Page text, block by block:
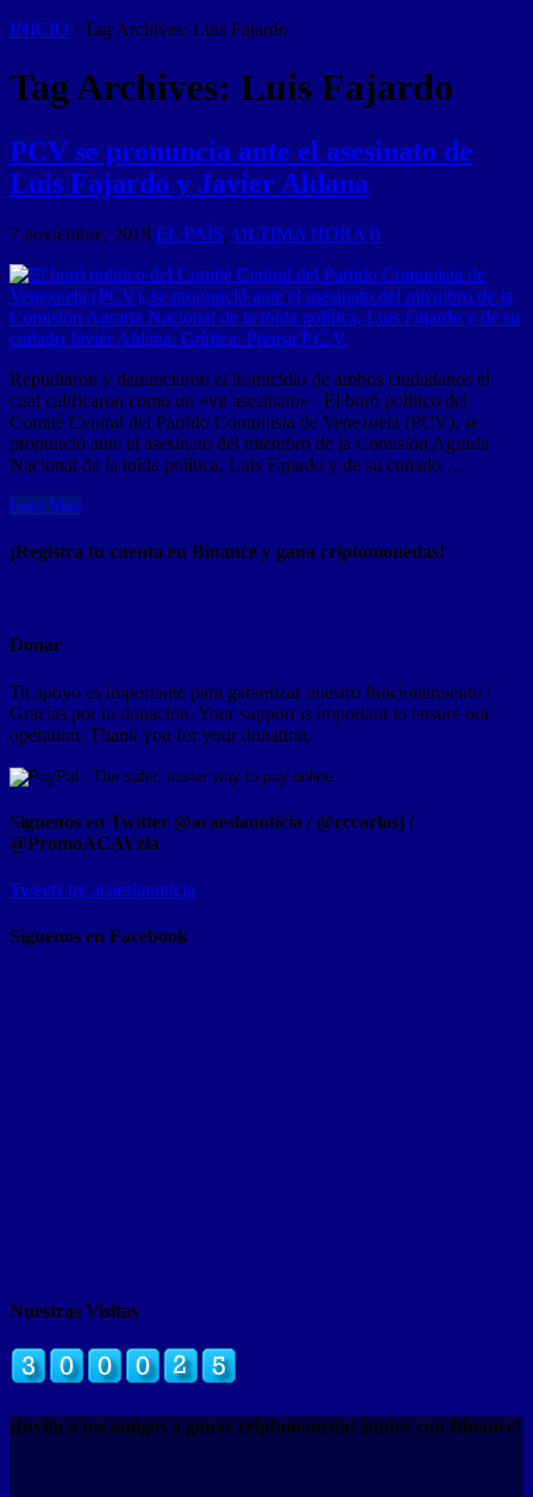
INICIO / Tag Archives: Luis Fajardo
Tag Archives: Luis Fajardo
PCV se pronuncia ante el asesinato de
Luis Fajardo y Javier Aldana
7 noviembre, 2018 EL PAÍS, ULTIMA HORA 0
Repudiaron y denunciaron el homicidio de ambos ciudadanos el
cual calificaron como un «vil asesinato» El buró político del
Comité Central del Partido Comunista de Venezuela (PCV), se
pronunció ante el asesinato del miembro de la Comisión Agraria
Nacional de la tolda política, Luis Fajardo y de su cuñado …
Leer Mas
¡Registra tu cuenta en Binance y gana criptomonedas!
Donar
Tu apoyo es importante para garantizar nuestro funcionamiento /
Gracias por tu donación. Your support is important to ensure our
operation. Thank you for your donation.
Síguenos en Twitter @acaeslanoticia / @rccarlosj /
@PromoACAVzla
Tweets by acaeslanoticia
Siguenos en Facebook
Nuestras Visitas
¡Invita a tus amigos a ganar criptomonedas juntos con Binance!